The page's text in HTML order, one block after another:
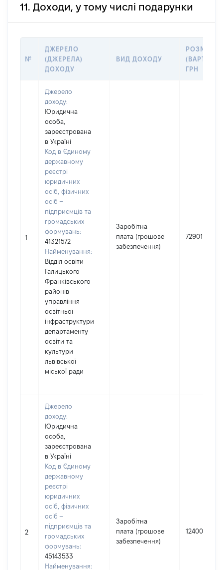
11. Доходи, у тому числі подарунки
№
ДЖЕРЕЛО
(ДЖЕРЕЛА)
ДОХОДУ
ВИД ДОХОДУ
РОЗМІР
ГРН
1
Джерело
доходу:
Юридична
особа,
зареєстрована
в Україні
Код в Єдиному
державному
реєстрі
юридичних
осіб, фізичних
осіб –
підприємців та
громадських
формувань:
41321572
Найменування:
Відділ освіти
Галицького
Франківського
районів
управління
освітньої
інфраструктури
департаменту
освіти та
культури
львівської
міської ради
Заробітна
плата (грошове
забезпечення)
729011
2
Джерело
доходу:
Юридична
особа,
зареєстрована
в Україні
Код в Єдиному
державному
реєстрі
юридичних
осіб, фізичних
осіб –
підприємців та
громадських
формувань:
45143533
Найменування:
Заробітна
плата (грошове
забезпечення)
124002